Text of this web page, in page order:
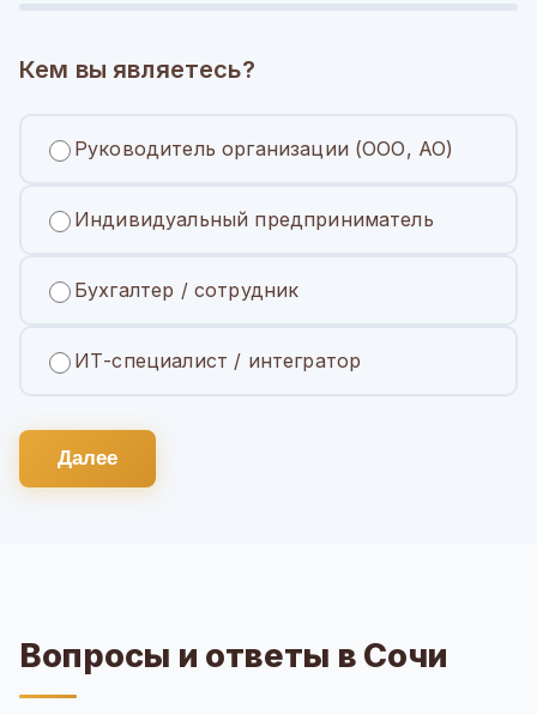
Кем вы являетесь?
Руководитель организации (ООО, АО)
Индивидуальный предприниматель
Бухгалтер / сотрудник
ИТ-специалист / интегратор
Далее
Вопросы и ответы в Сочи